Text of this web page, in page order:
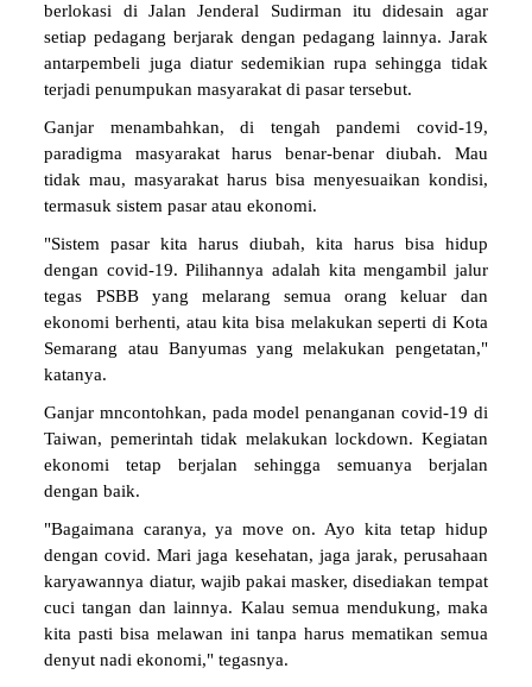
berlokasi di Jalan Jenderal Sudirman itu didesain agar
setiap pedagang berjarak dengan pedagang lainnya. Jarak
antarpembeli juga diatur sedemikian rupa sehingga tidak
terjadi penumpukan masyarakat di pasar tersebut.
Ganjar menambahkan, di tengah pandemi covid-19,
paradigma masyarakat harus benar-benar diubah. Mau
tidak mau, masyarakat harus bisa menyesuaikan kondisi,
termasuk sistem pasar atau ekonomi.
"Sistem pasar kita harus diubah, kita harus bisa hidup
dengan covid-19. Pilihannya adalah kita mengambil jalur
tegas PSBB yang melarang semua orang keluar dan
ekonomi berhenti, atau kita bisa melakukan seperti di Kota
Semarang atau Banyumas yang melakukan pengetatan,"
katanya.
Ganjar mncontohkan, pada model penanganan covid-19 di
Taiwan, pemerintah tidak melakukan lockdown. Kegiatan
ekonomi tetap berjalan sehingga semuanya berjalan
dengan baik.
"Bagaimana caranya, ya move on. Ayo kita tetap hidup
dengan covid. Mari jaga kesehatan, jaga jarak, perusahaan
karyawannya diatur, wajib pakai masker, disediakan tempat
cuci tangan dan lainnya. Kalau semua mendukung, maka
kita pasti bisa melawan ini tanpa harus mematikan semua
denyut nadi ekonomi," tegasnya.